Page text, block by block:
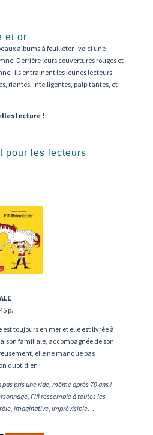
et or
albums à feuilleter : voici une
Derrière leurs couvertures rouges et
ils entrainent les jeunes lecteurs
riantes, intelligentes, palpitantes, et
lecture !
pour les lecteurs
p.
est toujours en mer et elle est livrée à
familiale, accompagnée de son
elle ne manque pas
quotidien !
pas pris une ride, même après 70 ans !
Fifi ressemble à toutes les
imaginative, imprévisible…